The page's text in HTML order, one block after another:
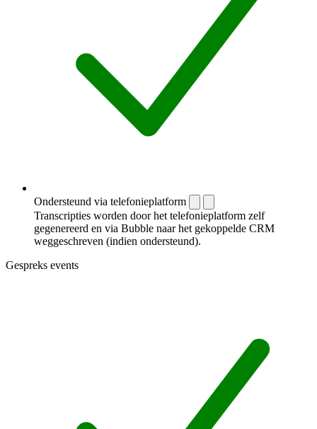
Ondersteund via telefonieplatform
Transcripties worden door het telefonieplatform zelf
gegenereerd en via Bubble naar het gekoppelde CRM
weggeschreven (indien ondersteund).
Gespreks events